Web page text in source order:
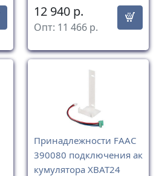
12 940 р.
Опт: 11 466 р.
Принадлежности FAAC
390080 подключения ак
кумулятора XBAT24